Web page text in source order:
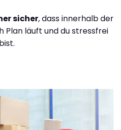
sicher, dass innerhalb der
Plan läuft und du stressfrei